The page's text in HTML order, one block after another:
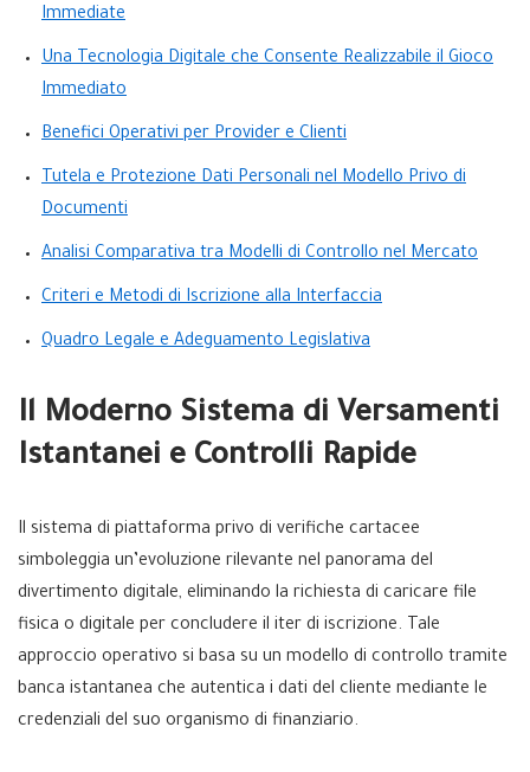
Immediate
Una Tecnologia Digitale che Consente Realizzabile il Gioco
Immediato
Benefici Operativi per Provider e Clienti
Tutela e Protezione Dati Personali nel Modello Privo di
Documenti
Analisi Comparativa tra Modelli di Controllo nel Mercato
Criteri e Metodi di Iscrizione alla Interfaccia
Quadro Legale e Adeguamento Legislativa
Il Moderno Sistema di Versamenti
Istantanei e Controlli Rapide
Il sistema di piattaforma privo di verifiche cartacee
simboleggia un’evoluzione rilevante nel panorama del
divertimento digitale, eliminando la richiesta di caricare file
fisica o digitale per concludere il iter di iscrizione. Tale
approccio operativo si basa su un modello di controllo tramite
banca istantanea che autentica i dati del cliente mediante le
credenziali del suo organismo di finanziario.